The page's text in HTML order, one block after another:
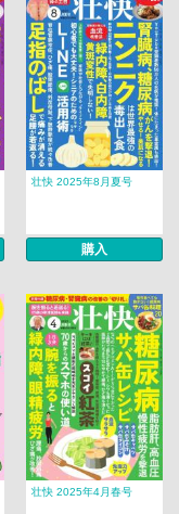
壮快 2025年8月夏号
購入
壮快 2025年4月春号